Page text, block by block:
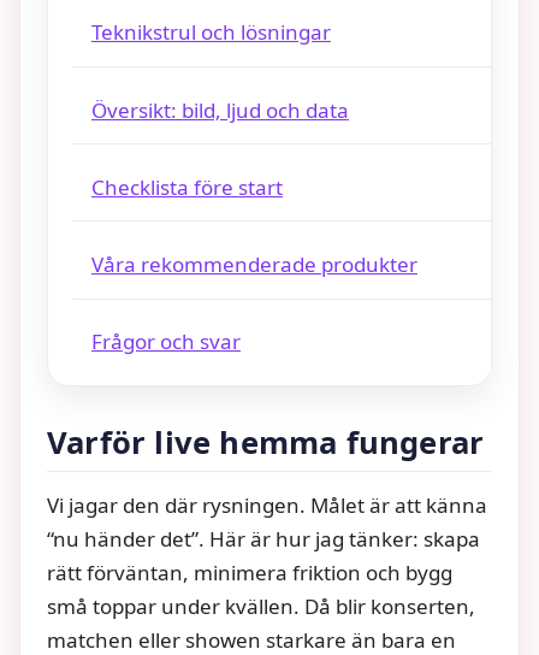
Teknikstrul och lösningar
Översikt: bild, ljud och data
Checklista före start
Våra rekommenderade produkter
Frågor och svar
Varför live hemma fungerar
Vi jagar den där rysningen. Målet är att känna
“nu händer det”. Här är hur jag tänker: skapa
rätt förväntan, minimera friktion och bygg
små toppar under kvällen. Då blir konserten,
matchen eller showen starkare än bara en